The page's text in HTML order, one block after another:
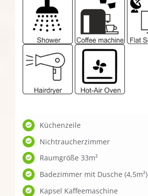
Küchenzeile
Nichtraucherzimmer
Raumgröße 33m²
Badezimmer mit Dusche (4,5m²)
Kapsel Kaffeemaschine